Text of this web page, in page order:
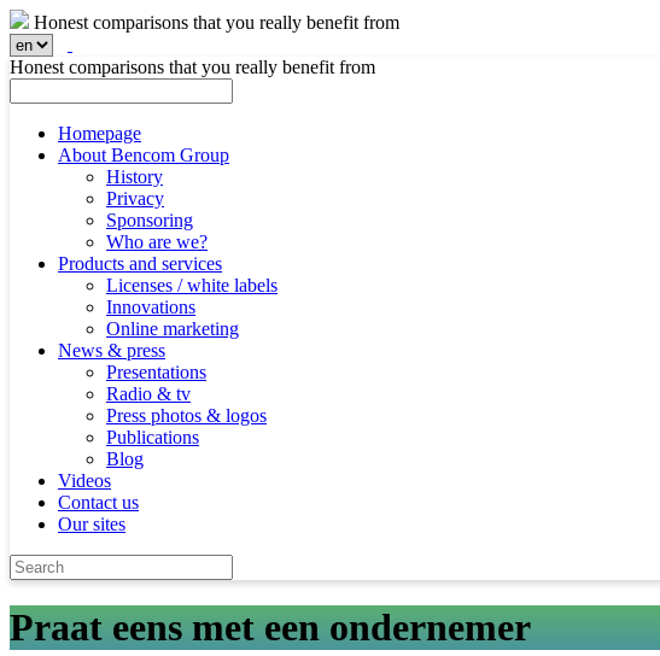
Honest comparisons that you really benefit from
Honest comparisons that you really benefit from
Homepage
About Bencom Group
History
Privacy
Sponsoring
Who are we?
Products and services
Licenses / white labels
Innovations
Online marketing
News & press
Presentations
Radio & tv
Press photos & logos
Publications
Blog
Videos
Contact us
Our sites
Praat eens met een ondernemer